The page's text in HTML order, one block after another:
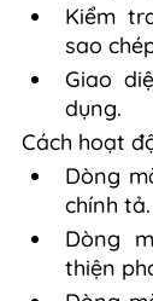
Kiểm
sao
Giao
dụng.
Cách hoạt
Dòng
chính tả.
Dòng
thiện